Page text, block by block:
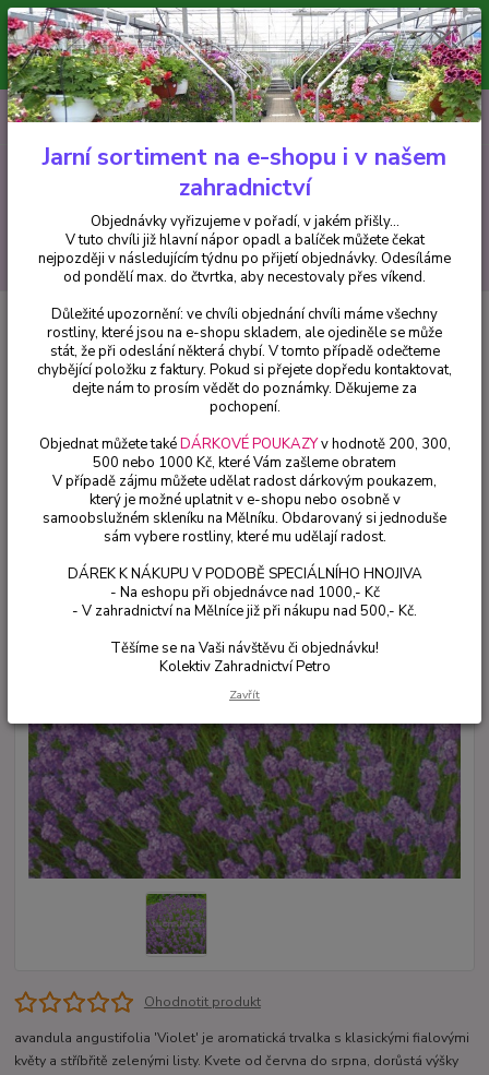
Minimální hodnota pro odeslání z e-shopu je 300 Kč.
V tuto chvíli již hlavní nápor objednávek opadl a balíček můžete čekat
nejpozději v následujícím týdnu po přijetí objednávky. Objednávky
vyřizujeme v pořadí, v jakém přišly...
CZK
Hledat
+420 602 223 614 0ks
za0 Kč
Trvalky Levandule (Lavandula Augustifolia) violet - 1 ks
Levandule (Lavandula
Augustifolia) violet - 1 ks
Ohodnotit produkt
avandula angustifolia 'Violet' je aromatická trvalka s klasickými fialovými
květy a stříbřitě zelenými listy. Kvete od června do srpna, dorůstá výšky
Jarní sortiment na e-shopu i v našem
zahradnictví
Objednávky vyřizujeme v pořadí, v jakém přišly...
V tuto chvíli již hlavní nápor opadl a balíček můžete čekat
nejpozději v následujícím týdnu po přijetí objednávky. Odesíláme
od pondělí max. do čtvrtka, aby necestovaly přes víkend.
Důležité upozornění: ve chvíli objednání chvíli máme všechny
rostliny, které jsou na e-shopu skladem, ale ojediněle se může
stát, že při odeslání některá chybí. V tomto případě odečteme
chybějící položku z faktury. Pokud si přejete dopředu kontaktovat,
dejte nám to prosím vědět do poznámky. Děkujeme za
pochopení.
Objednat můžete takéDÁRKOVÉ POUKAZYv hodnotě 200, 300,
500 nebo 1000 Kč, které Vám zašleme obratem
V případě zájmu můžete udělat radost dárkovým poukazem,
který je možné uplatnit v e-shopu nebo osobně v
samoobslužném skleníku na Mělníku. Obdarovaný si jednoduše
sám vybere rostliny, které mu udělají radost.
DÁREK K NÁKUPU V PODOBĚ SPECIÁLNÍHO HNOJIVA
- Na eshopu při objednávce nad 1000,- Kč
- V zahradnictví na Mělníce již při nákupu nad 500,- Kč.
Těšíme se na Vaši návštěvu či objednávku!
Kolektiv Zahradnictví Petro
Zavřít